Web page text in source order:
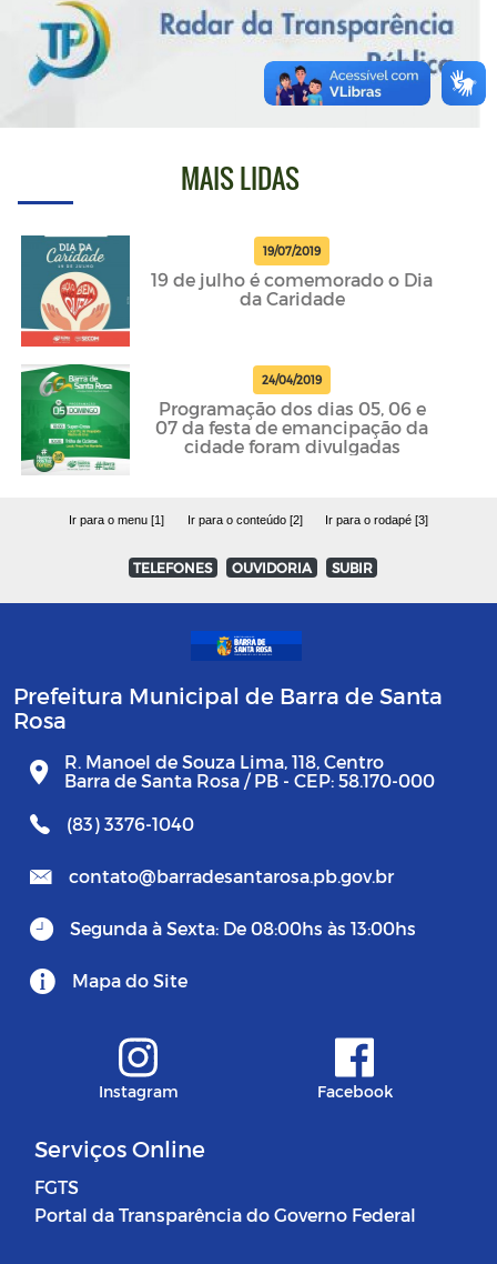
MAIS LIDAS
19/07/2019
19 de julho é comemorado o Dia
da Caridade
24/04/2019
Programação dos dias 05, 06 e
07 da festa de emancipação da
cidade foram divulgadas
Ir para o menu [1] Ir para o conteúdo [2] Ir para o rodapé [3]
TELEFONES OUVIDORIA SUBIR
Prefeitura Municipal de Barra de Santa
Rosa
R. Manoel de Souza Lima, 118, Centro
Barra de Santa Rosa / PB - CEP: 58.170-000
(83) 3376-1040
contato@barradesantarosa.pb.gov.br
Segunda à Sexta: De 08:00hs às 13:00hs
Mapa do Site
Instagram Facebook
Serviços Online
FGTS
Portal da Transparência do Governo Federal